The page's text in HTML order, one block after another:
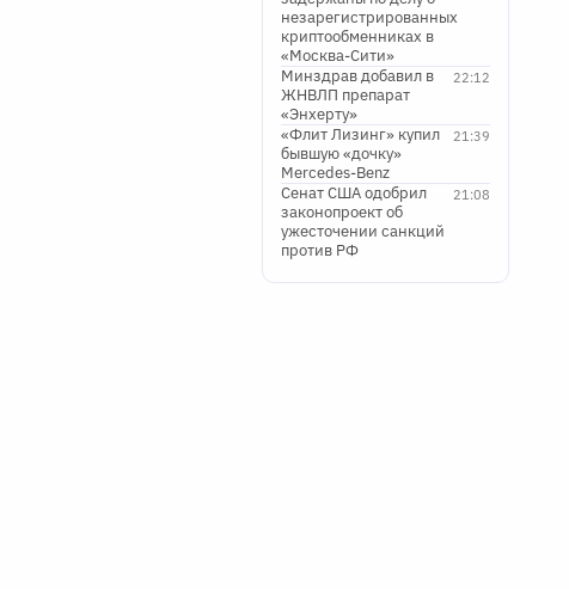
незарегистрированных
криптообменниках в
«Москва-Сити»
22:12
Минздрав добавил в
ЖНВЛП препарат
«Энхерту»
21:39
«Флит Лизинг» купил
бывшую «дочку»
Mercedes-Benz
21:08
Сенат США одобрил
законопроект об
ужесточении санкций
против РФ